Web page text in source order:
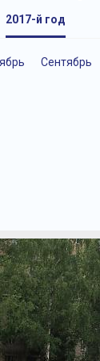
2017-й год
Сентябрь